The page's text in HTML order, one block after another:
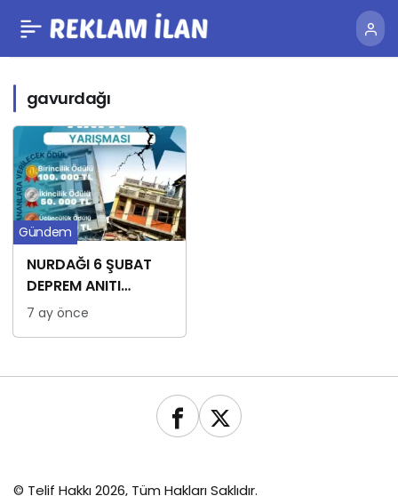
gavurdağı
NURDAĞI 6 ŞUBAT
DEPREM ANITI
ÖDÜLLÜ YARIŞMASI
Gündem
7 ay önce
© Telif Hakkı 2026, Tüm Hakları Saklıdır.